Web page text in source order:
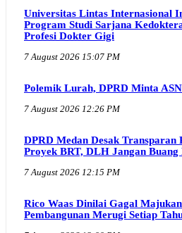
Universitas Lintas Internasional
Program Studi Sarjana
Profesi Dokter Gigi
7 August 2026 15:07 PM
Polemik Lurah, DPRD Minta
7 August 2026 12:26 PM
DPRD Medan Desak Transparan
Proyek BRT, DLH Jangan Buang
7 August 2026 12:15 PM
Rico Waas Dinilai Gagal
Pembangunan Merugi Setiap